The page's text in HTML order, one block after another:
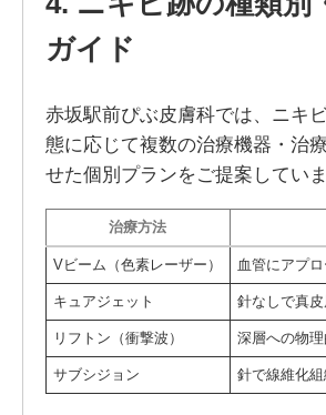
ガイド
赤坂駅前ぴぶ皮膚科では、ニキ
態に応じて複数の治療機器・治
せた個別プランをご提案していま
治療方法
Vビーム（色素レーザー） 血管にアプ
キュアジェット 針なしで真
リフトン（衝撃波） 深層への物理
サブシジョン 針で線維化